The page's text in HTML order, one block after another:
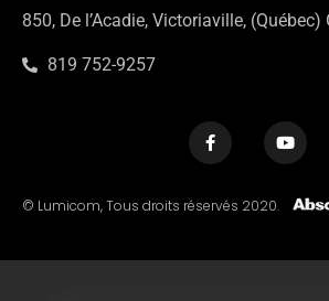
850, De l’Acadie, Victoriaville, (Québec)
819 752-9257
© Lumicom, Tous droits réservés 2020.